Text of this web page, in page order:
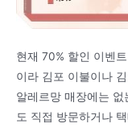
현재 70% 할인 이벤
이라 김포 이불이나
알레르망 매장에는
도 직접 방문하거나